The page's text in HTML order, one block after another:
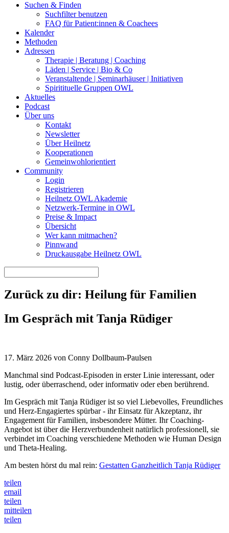
Suchen & Finden
Suchfilter benutzen
FAQ für Patient:innen & Coachees
Kalender
Methoden
Adressen
Therapie | Beratung | Coaching
Läden | Service | Bio & Co
Veranstaltende | Seminarhäuser | Initiativen
Spiritituelle Gruppen OWL
Aktuelles
Podcast
Über uns
Kontakt
Newsletter
Über Heilnetz
Kooperationen
Gemeinwohlorientiert
Community
Login
Registrieren
Heilnetz OWL Akademie
Netzwerk-Termine in OWL
Preise & Impact
Übersicht
Wer kann mitmachen?
Pinnwand
Druckausgabe Heilnetz OWL
Zurück zu dir: Heilung für Familien
Im Gespräch mit Tanja Rüdiger
17. März 2026 von Conny Dollbaum-Paulsen
Manchmal sind Podcast-Episoden in erster Linie interessant, oder
lustig, oder überraschend, oder informativ oder eben berührend.
Im Gespräch mit Tanja Rüdiger ist so viel Liebevolles, Freundliches
und Herz-Engagiertes spürbar - ihr Einsatz für Akzeptanz, ihr
Engagement für Familien, insbesondere Mütter. Ihr Coaching-
Angebot ist über die Herzverbundenheit natürlich professionell, sie
verbindet im Coaching verschiedene Methoden wie Human Design
und Theta-Healing.
Am besten hörst du mal rein: Gestatten Ganzheitlich Tanja Rüdiger
teilen
email
teilen
mitteilen
teilen